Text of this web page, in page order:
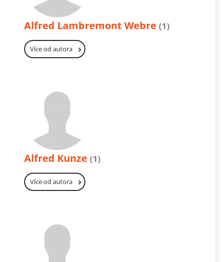
Alfred Lambremont Webre (1)
Více od autora
Alfred Kunze (1)
Více od autora